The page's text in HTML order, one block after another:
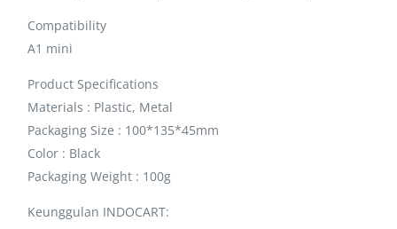
Compatibility
A1 mini
Product Specifications
Materials : Plastic, Metal
Packaging Size : 100*135*45mm
Color : Black
Packaging Weight : 100g
Keunggulan INDOCART: